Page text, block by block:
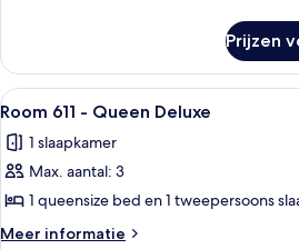
laden
610
King
Prijzen
Alle
foto's
voor
Room
611
-
Een
6
Room 611 - Queen Deluxe
1 slaapkamer
Max. aantal: 3
1 queensize bed en 1 tweepersoons
Meer informatie
Meer